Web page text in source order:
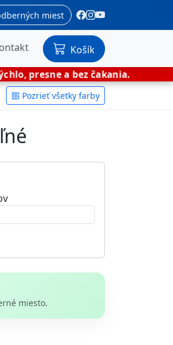
miest
Košík
bez čakania. 🎨
Pozrieť všetky farby
miesto.